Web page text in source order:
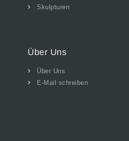
Skulpturen
Über Uns
Über Uns
E-Mail schreiben